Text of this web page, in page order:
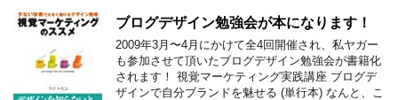
ブログデザイン勉強会が本になります！
2009年3月〜4月にかけて全4回開催され、私ヤガー
も参加させて頂いたブログデザイン勉強会が書籍化
されます！ 視覚マーケティング実践講座 ブログデ
ザインで自分ブランドを魅せる (単行本) なんと、こ